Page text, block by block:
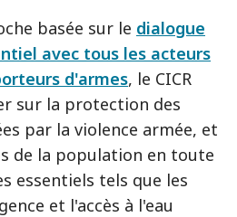
basée sur le dialogue
avec tous les acteurs
d'armes, le CICR
sur la protection des
par la violence armée, et
de la population en toute
essentiels tels que les
et l'accès à l'eau